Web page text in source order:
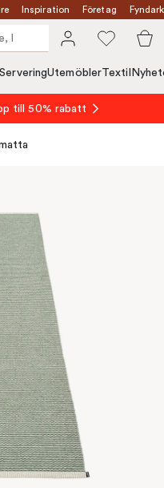
Inspiration Företag
UtemöblerTextil
till 50% rabatt